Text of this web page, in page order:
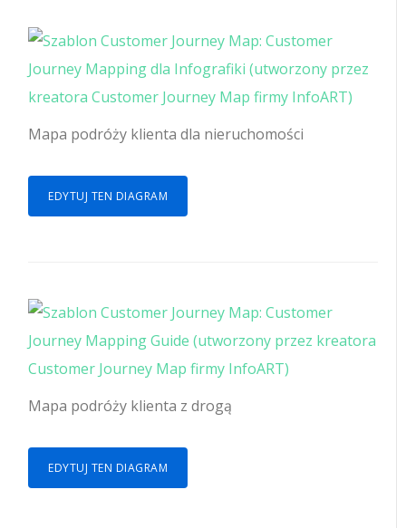
Mapa podróży klienta dla nieruchomości
EDYTUJ TEN DIAGRAM
Mapa podróży klienta z drogą
EDYTUJ TEN DIAGRAM